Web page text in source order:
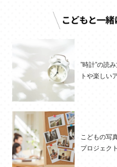
”時計”の読
トや楽しい
こどもの写
プロジェクト